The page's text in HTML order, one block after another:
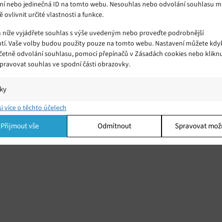
nebo jedinečná ID na tomto webu. Nesouhlas nebo odvolání souhlasu
ovlivnit určité vlastnosti a funkce.
vyjádřete souhlas s výše uvedeným nebo proveďte podrobnější
Vaše volby budou použity pouze na tomto webu. Nastavení můžete
odvolání souhlasu, pomocí přepínačů v Zásadách cookies nebo
souhlas ve spodní části obrazovky.
a/nebo přístup k informacím v zařízení, Porozumění publiku
kombinací údajů z různých zdrojů.
více o těchto účelech
Přijmout vše Odmítnout Spravovat